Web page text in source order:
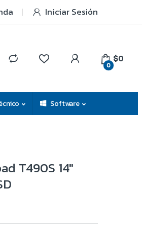
Iniciar Sesión
0
$0
Software
T490S 14″